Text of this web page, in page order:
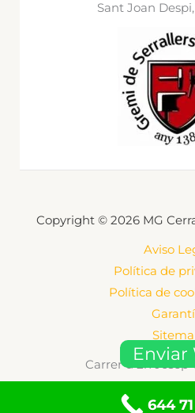
Sant Joan
Copyright © 2026 MG
Aviso
Política de
Política de
Carrer d'En Josep
08970 Sant
Enviar
644